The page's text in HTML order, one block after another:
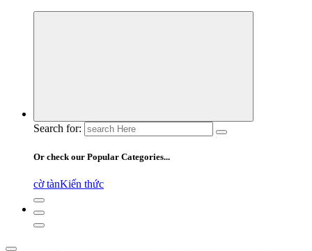
Search for:
Or check our Popular Categories...
cờ tànKiến thức